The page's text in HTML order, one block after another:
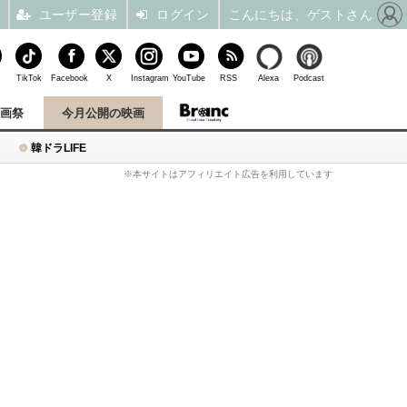
韓ドラLIFE
祭 今月公開の映画
※本サイトはアフィリエイト広告を利用しています
TikTok Facebook X Instagram YouTube RSS Alexa Podcast
ユーザー登録 ログイン こんにちは、ゲストさん